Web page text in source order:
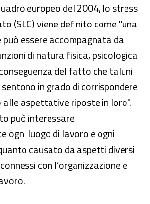
europeo del 2004, lo stress
(SLC) viene definito come "una
può essere accompagnata da
di natura fisica, psicologica
del fatto che taluni
in grado di corrispondere
alle aspettative riposte in loro".
può interessare
ogni luogo di lavoro e ogni
causato da aspetti diversi
con l’organizzazione e